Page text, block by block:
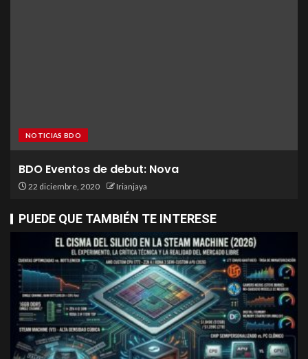
NOTICIAS BDO
BDO Eventos de debut: Nova
22 diciembre, 2020 Irianjaya
PUEDE QUE TAMBIÉN TE INTERESE